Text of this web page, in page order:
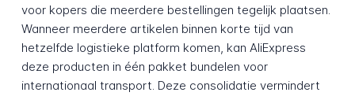
voor kopers die meerdere bestellingen tegelijk plaatsen.
Wanneer meerdere artikelen binnen korte tijd van
hetzelfde logistieke platform komen, kan AliExpress
deze producten in één pakket bundelen voor
internationaal transport. Deze consolidatie vermindert